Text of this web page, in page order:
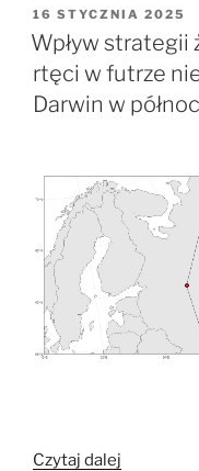
strategii
w
ocieplenie
klimatu”
OPUBLIKOWANE
W
16 STYCZNIA 2025
Wpływ strategii
rtęci w futrze
Darwin w
Czytaj dalej